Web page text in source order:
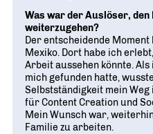
Was war der Auslöser, den
weiterzugehen?
Der entscheidende
Mexiko. Dort habe ich
Arbeit aussehen könnte.
mich gefunden hatte,
Selbstständigkeit mein
für Content Creation und
Mein Wunsch war,
Familie zu arbeiten.